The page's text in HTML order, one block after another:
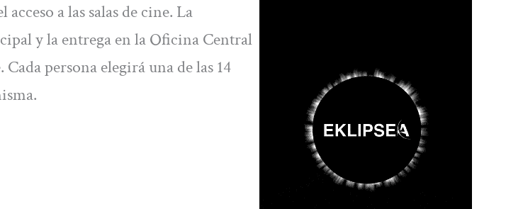
a las salas de cine. La
y la entrega en la Oficina Central
persona elegirá una de las 14